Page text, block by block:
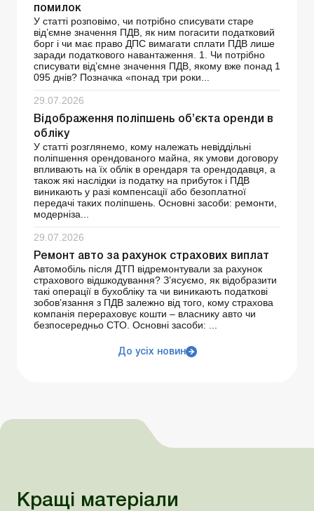
помилок
У статті розповімо, чи потрібно списувати старе
від’ємне значення ПДВ, як ним погасити податковий
борг і чи має право ДПС вимагати сплати ПДВ лише
заради податкового навантаження. 1. Чи потрібно
списувати від’ємне значення ПДВ, якому вже понад 1
095 днів? Позначка «понад три роки...
29.07.2026
Відображення поліпшень об’єкта оренди в
обліку
У статті розглянемо, кому належать невіддільні
поліпшення орендованого майна, як умови договору
впливають на їх облік в орендаря та орендодавця, а
також які наслідки із податку на прибуток і ПДВ
виникають у разі компенсації або безоплатної
передачі таких поліпшень. Основні засоби: ремонти,
модерніза...
29.07.2026
Ремонт авто за рахунок страхових виплат
Автомобіль після ДТП відремонтували за рахунок
страхового відшкодування? З’ясуємо, як відобразити
такі операції в бухобліку та чи виникають податкові
зобов’язання з ПДВ залежно від того, кому страхова
компанія перераховує кошти – власнику авто чи
безпосередньо СТО. Основні засоби: ...
До усіх новин
Кращі матеріали